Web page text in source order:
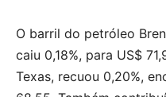
O barril do petróleo
caiu 0,18%, para US$
Texas, recuou 0,20%,